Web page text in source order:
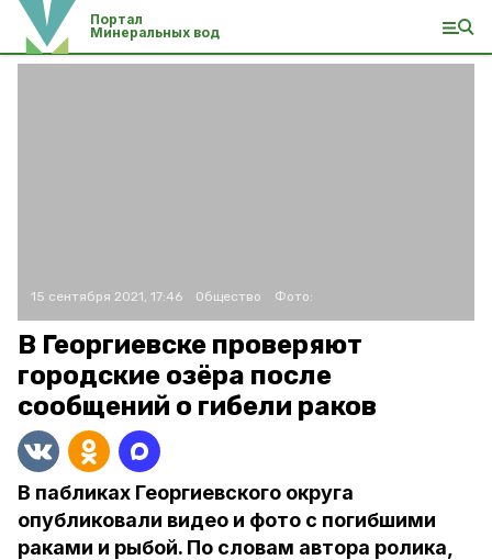
Портал
Минеральных вод
15 сентября 2021, 17:46 Общество Фото:
В Георгиевске проверяют
городские озёра после
сообщений о гибели раков
В пабликах Георгиевского округа
опубликовали видео и фото с погибшими
раками и рыбой. По словам автора ролика,